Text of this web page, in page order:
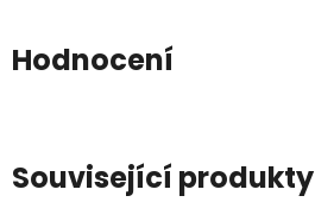
Hodnocení
Související produkty